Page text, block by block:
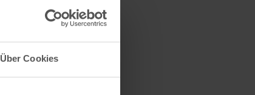
Über Cookies